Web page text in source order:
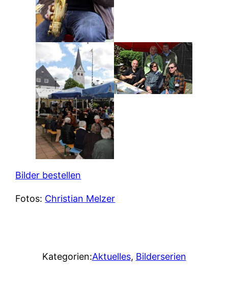
Bilder bestellen
Fotos: Christian Melzer
Kategorien:Aktuelles, Bilderserien